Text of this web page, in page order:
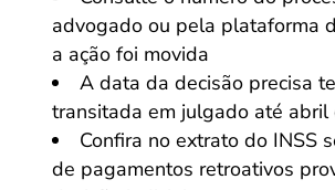
advogado ou pela plataforma
a ação foi movida
A data da decisão precisa
transitada em julgado até
Confira no extrato do INSS
de pagamentos retroativos